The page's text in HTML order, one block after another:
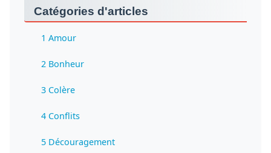
Catégories d'articles
1 Amour
2 Bonheur
3 Colère
4 Conflits
5 Découragement